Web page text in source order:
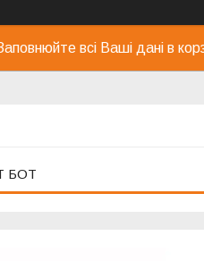
всі Ваші дані в
БОТ